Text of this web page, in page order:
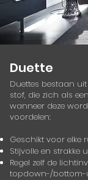
Duette
Duettes bestaan
stof, die zich als
wanneer deze
voordelen:​
Geschikt voor elke
Stijvolle en strakke
Regel zelf de
topdown-/bottom-